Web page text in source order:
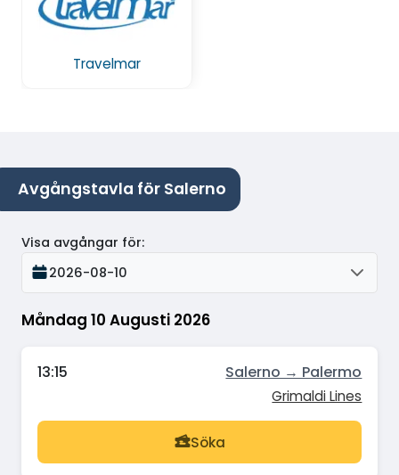
Travelmar
Avgångstavla för Salerno
Måndag 10 Augusti 2026
Visa avgångar för:
2026-08-10
13:15 Salerno → Palermo
Grimaldi Lines
Söka